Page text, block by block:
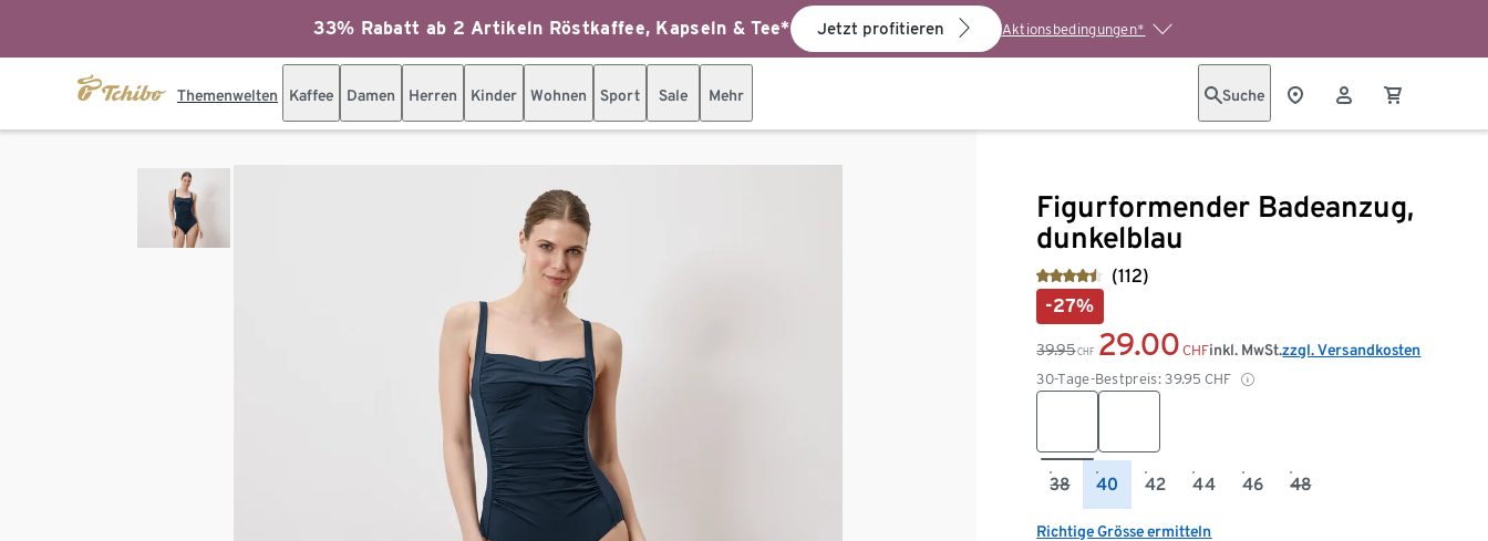
33% Rabatt ab 2 Artikeln Röstkaffee, Kapseln & Tee* Jetzt profitieren Aktionsbedingungen*
Themenwelten Kaffee Damen Herren Kinder Wohnen Sport Sale Mehr Suche
Figurformender Badeanzug,
dunkelblau
(112)
-27%
39.95 CHF 29.00 CHF
30-Tage-Bestpreis: 39.95 CHF
inkl. MwSt.zzgl. Versandkosten
38 40 42 44 46 48
Richtige Grösse ermitteln